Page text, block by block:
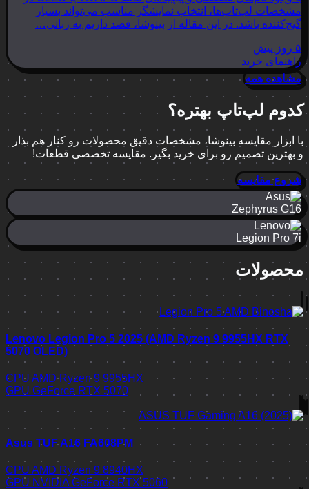
مشخصات لپ‌تاپ‌ها، انتخاب نمایشگر مناسب می‌تواند بسیار
گیج‌کننده باشد. در این مقاله از بینوشا، قصد داریم به زبانی…
۵ روز پیش
راهنمای خرید
مشاهده همه
کدوم لپ‌تاپ بهتره؟
با ابزار مقایسه بینوشا، مشخصات دقیق محصولات رو کنار هم بذار
و بهترین تصمیم رو برای خرید بگیر. مقایسه تخصصی قطعات!
شروع مقایسه
Zephyrus G16
Legion Pro 7i
محصولات
Lenovo Legion Pro 5 2025 (AMD Ryzen 9 9955HX RTX
5070 OLED)
CPU AMD Ryzen 9 9955HX
GPU GeForce RTX 5070
Asus TUF A16 FA608PM
CPU AMD Ryzen 9 8940HX
GPU NVIDIA GeForce RTX 5060